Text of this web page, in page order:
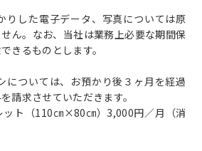
りした電子データ、写真については原
ん。なお、当社は業務上必要な期間保
きるものとします。
については、お預かり後３ヶ月を経過
請求させていただきます。
（110㎝×80㎝）3,000円／月（消